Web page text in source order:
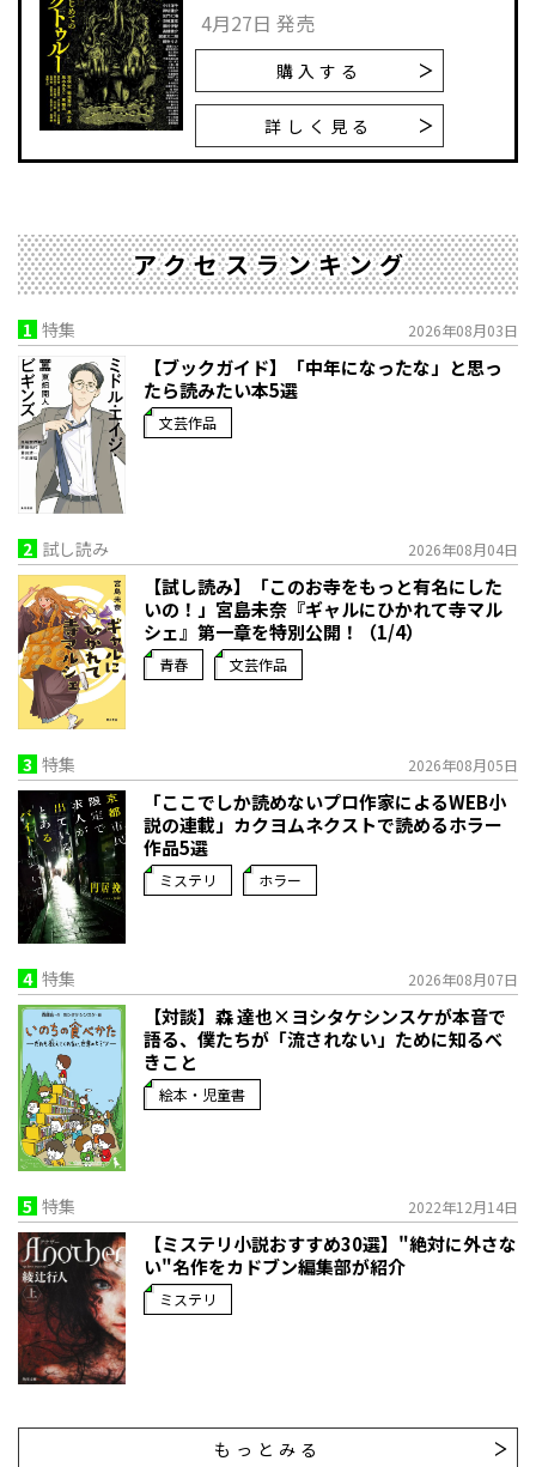
4月27日 発売
購入する
詳しく見る
アクセスランキング
1 特集 2026年08月03日
【ブックガイド】「中年になったな」と思っ
たら読みたい本5選
文芸作品
2 試し読み 2026年08月04日
【試し読み】「このお寺をもっと有名にした
いの！」宮島未奈『ギャルにひかれて寺マル
シェ』第一章を特別公開！（1/4）
青春 文芸作品
3 特集 2026年08月05日
「ここでしか読めないプロ作家によるWEB小
説の連載」――カクヨムネクストで読めるホラー
作品5選
ミステリ ホラー
4 特集 2026年08月07日
【対談】森 達也×ヨシタケシンスケが本音で
語る、僕たちが「流されない」ために知るべ
きこと
絵本・児童書
5 特集 2022年12月14日
【ミステリ小説おすすめ30選】"絶対に外さな
い"名作をカドブン編集部が紹介
ミステリ
もっとみる